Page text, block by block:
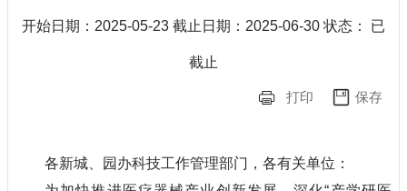
开始日期： 2025-05-23 截止日期： 2025-06-30 状态： 已
截止
打印 保存
各新城、园办科技工作管理部门，各有关单位：